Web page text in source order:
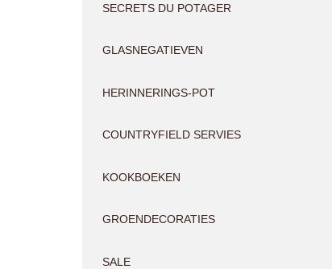
SECRETS DU POTAGER
GLASNEGATIEVEN
HERINNERINGS-POT
COUNTRYFIELD SERVIES
KOOKBOEKEN
GROENDECORATIES
SALE